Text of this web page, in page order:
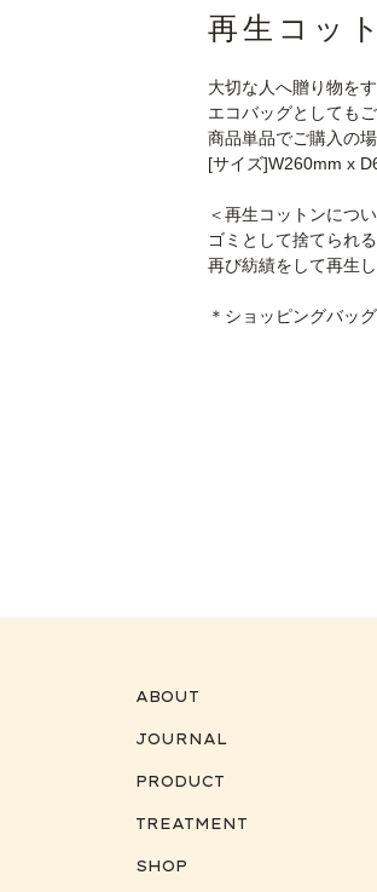
再生コッ
大切な人へ贈り物を
エコバッグとしても
商品単品でご購入の
[サイズ]W260mm x
＜再生コットンにつ
ゴミとして捨てられ
再び紡績をして再生
＊ショッピングバッ
ABOUT
JOURNAL
PRODUCT
TREATMENT
SHOP